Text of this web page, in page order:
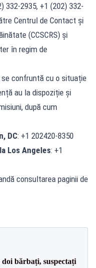
332-2935, +1 (202) 332-
Centrul de Contact și
(CCSCRS) și
în regim de
se confruntă cu o situație
au la dispoziție și
după cum
DC: +1 202420-8350
Los Angeles: +1
consultarea paginii de
bărbați, suspectați